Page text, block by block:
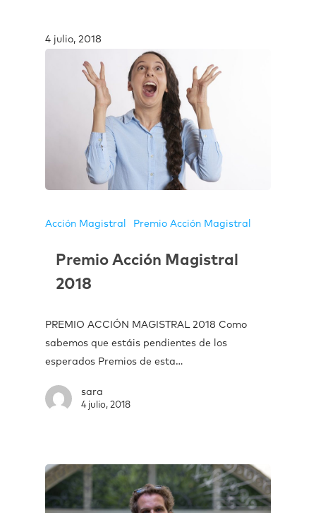
4 julio, 2018
Acción Magistral Premio Acción Magistral
Premio Acción Magistral
2018
PREMIO ACCIÓN MAGISTRAL 2018 Como
sabemos que estáis pendientes de los
esperados Premios de esta…
sara
4 julio, 2018